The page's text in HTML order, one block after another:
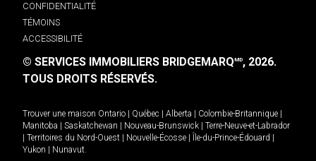
CONFIDENTIALITÉ
TÉMOINS
ACCESSIBILITÉ
© SERVICES IMMOBILIERS BRIDGEMARQMD, 2026.
TOUS DROITS RÉSERVÉS.
Trouver une maison Ontario Québec Alberta Colombie-Britannique
Manitoba
Saskatchewan Nouveau-Brunswick
Terre-Neuve-et-Labrador
Territoires du Nord-Ouest Nouvelle-Écosse Île-du-Prince-Édouard
Yukon
Nunavut.